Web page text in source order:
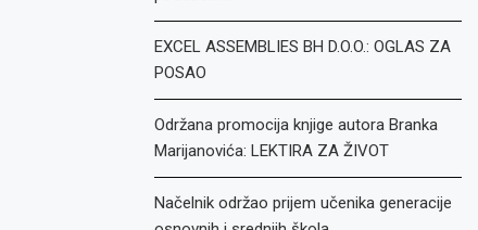
EXCEL ASSEMBLIES BH D.O.O.: OGLAS ZA
POSAO
Održana promocija knjige autora Branka
Marijanovića: LEKTIRA ZA ŽIVOT
Načelnik održao prijem učenika generacije